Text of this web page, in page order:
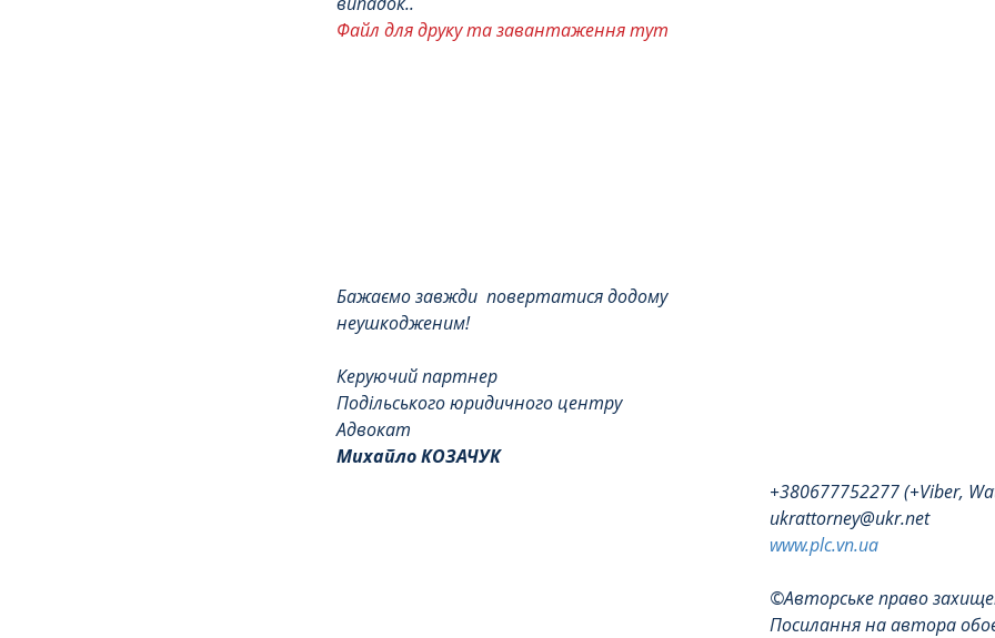
Файл для друку та завантаження тут
Бажаємо завжди  повертатися додому
неушкодженим!
Керуючий партнер
Подільського юридичного центру
Адвокат
Михайло КОЗАЧУК
+380677752277 (+Viber,
ukrattorney@ukr.net
www.plc.vn.ua
©Авторське право
Посилання на автора